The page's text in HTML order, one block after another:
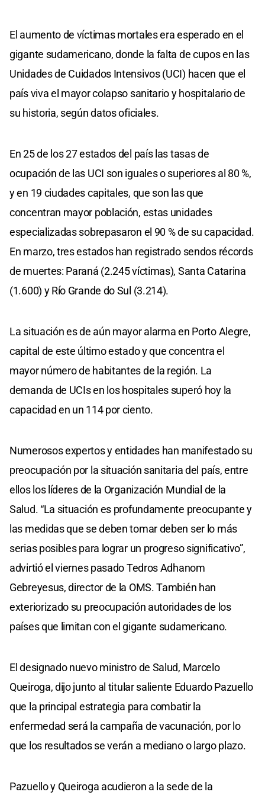
El aumento de víctimas mortales era esperado en el
gigante sudamericano, donde la falta de cupos en las
Unidades de Cuidados Intensivos (UCI) hacen que el
país viva el mayor colapso sanitario y hospitalario de
su historia, según datos oficiales.
En 25 de los 27 estados del país las tasas de
ocupación de las UCI son iguales o superiores al 80 %,
y en 19 ciudades capitales, que son las que
concentran mayor población, estas unidades
especializadas sobrepasaron el 90 % de su capacidad.
En marzo, tres estados han registrado sendos récords
de muertes: Paraná (2.245 víctimas), Santa Catarina
(1.600) y Río Grande do Sul (3.214).
La situación es de aún mayor alarma en Porto Alegre,
capital de este último estado y que concentra el
mayor número de habitantes de la región. La
demanda de UCIs en los hospitales superó hoy la
capacidad en un 114 por ciento.
Numerosos expertos y entidades han manifestado su
preocupación por la situación sanitaria del país, entre
ellos los líderes de la Organización Mundial de la
Salud. “La situación es profundamente preocupante y
las medidas que se deben tomar deben ser lo más
serias posibles para lograr un progreso significativo”,
advirtió el viernes pasado Tedros Adhanom
Gebreyesus, director de la OMS. También han
exteriorizado su preocupación autoridades de los
países que limitan con el gigante sudamericano.
El designado nuevo ministro de Salud, Marcelo
Queiroga, dijo junto al titular saliente Eduardo Pazuello
que la principal estrategia para combatir la
enfermedad será la campaña de vacunación, por lo
que los resultados se verán a mediano o largo plazo.
Pazuello y Queiroga acudieron a la sede de la